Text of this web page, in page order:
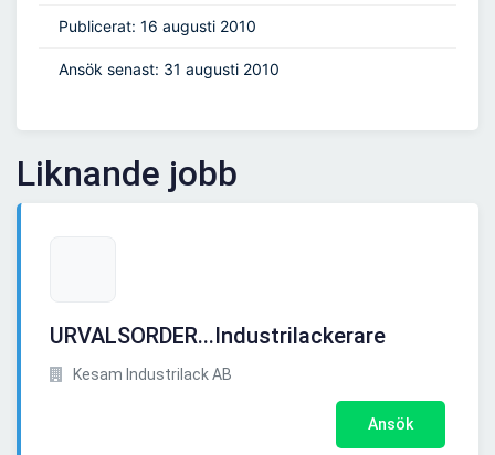
Publicerat: 16 augusti 2010
Ansök senast: 31 augusti 2010
Liknande jobb
URVALSORDER...Industrilackerare
Kesam Industrilack AB
Ansök